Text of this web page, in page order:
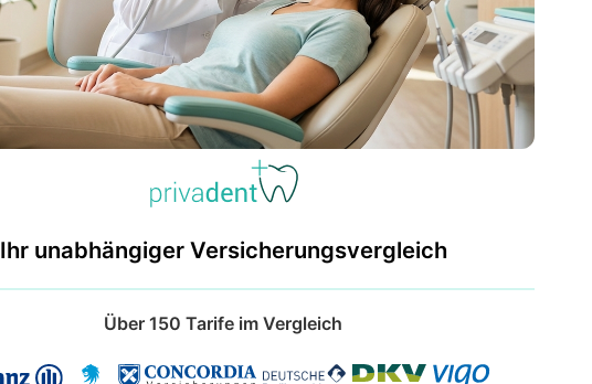
Ihr unabhängiger Versicherungsvergleich
Über 150 Tarife im Vergleich